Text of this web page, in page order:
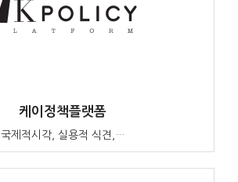
케이정책플랫폼
국제적시각, 실용적 식견,…